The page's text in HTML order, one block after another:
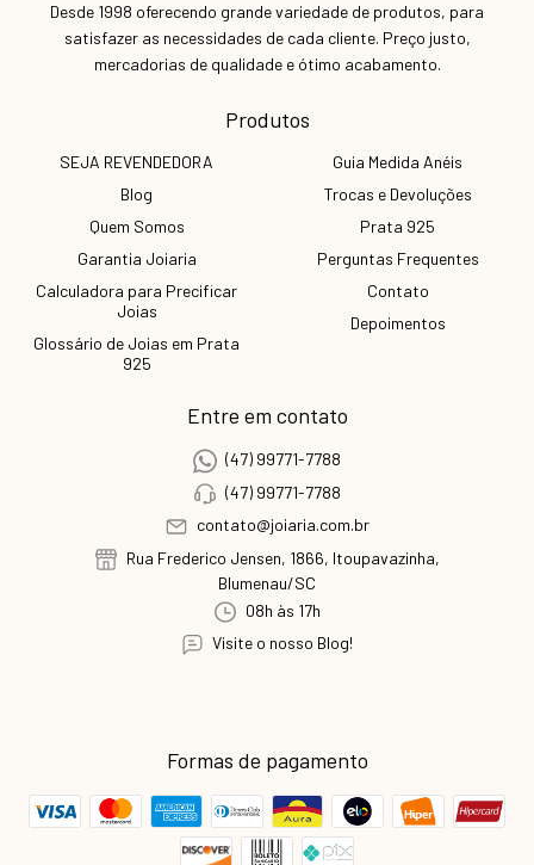
Desde 1998 oferecendo grande variedade de produtos, para
satisfazer as necessidades de cada cliente. Preço justo,
mercadorias de qualidade e ótimo acabamento.
Produtos
SEJA REVENDEDORA
Blog
Quem Somos
Garantia Joiaria
Calculadora para Precificar
Joias
Glossário de Joias em Prata
925
Guia Medida Anéis
Trocas e Devoluções
Prata 925
Perguntas Frequentes
Contato
Depoimentos
Entre em contato
(47) 99771-7788
(47) 99771-7788
contato@joiaria.com.br
Rua Frederico Jensen, 1866, Itoupavazinha,
Blumenau/SC
08h às 17h
Visite o nosso Blog!
Formas de pagamento